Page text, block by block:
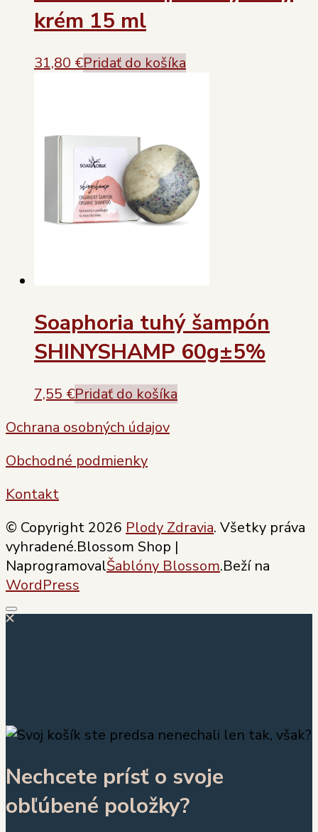
krém 15 ml
31,80 €Pridať do košíka
Soaphoria tuhý šampón
SHINYSHAMP 60g±5%
7,55 €Pridať do košíka
Ochrana osobných údajov
Obchodné podmienky
Kontakt
© Copyright 2026 Plody Zdravia. Všetky práva
vyhradené.Blossom Shop |
NaprogramovalŠablóny Blossom.Beží na
WordPress
Nechcete prísť o svoje
obľúbené položky?